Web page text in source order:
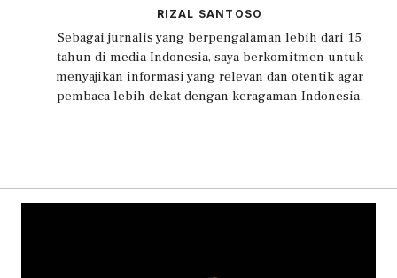
RIZAL SANTOSO
Sebagai jurnalis yang berpengalaman lebih dari 15
tahun di media Indonesia, saya berkomitmen untuk
menyajikan informasi yang relevan dan otentik agar
pembaca lebih dekat dengan keragaman Indonesia.